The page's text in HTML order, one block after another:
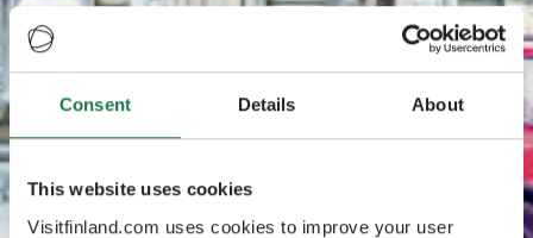
Consent Details About
This website uses cookies
Visitfinland.com uses cookies to improve your user